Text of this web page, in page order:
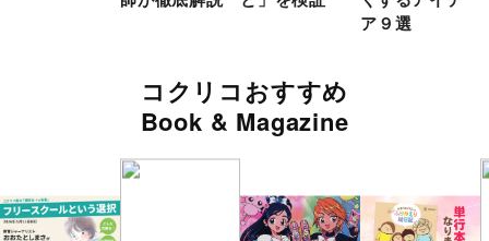
ア９選
コクリコおすすめ
Book & Magazine